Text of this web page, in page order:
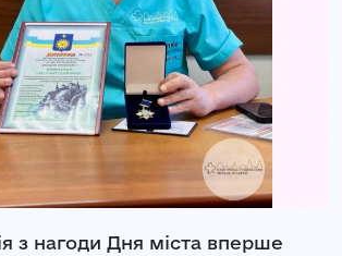
з нагоди Дня міста вперше